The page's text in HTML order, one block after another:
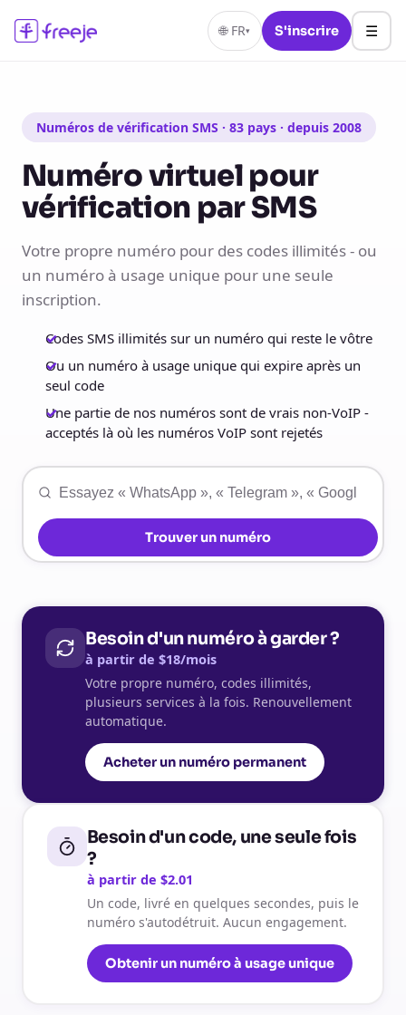
🌐 FR▾ S'inscrire ☰
Numéros de vérification SMS · 83 pays · depuis 2008
Numéro virtuel pour
vérification par SMS
Votre propre numéro pour des codes illimités - ou
un numéro à usage unique pour une seule
inscription.
Codes SMS illimités sur un numéro qui reste le vôtre
Ou un numéro à usage unique qui expire après un
seul code
Une partie de nos numéros sont de vrais non-VoIP -
acceptés là où les numéros VoIP sont rejetés
Trouver un numéro
Besoin d'un numéro à garder ?
à partir de $18/mois
Votre propre numéro, codes illimités,
plusieurs services à la fois. Renouvellement
automatique.
Acheter un numéro permanent
Besoin d'un code, une seule fois
?
à partir de $2.01
Un code, livré en quelques secondes, puis le
numéro s'autodétruit. Aucun engagement.
Obtenir un numéro à usage unique